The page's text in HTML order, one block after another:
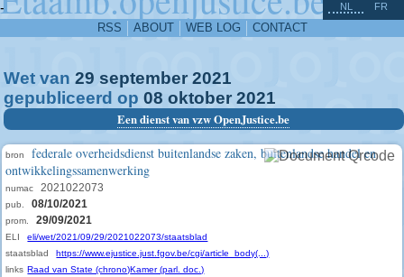
-
RSS ABOUT WEB LOG CONTACT
NL FR
Wet van 29 september 2021
gepubliceerd op 08 oktober 2021
Een dienst van vzw OpenJustice.be
bron
federale overheidsdienst buitenlandse zaken, buitenlandse handel en
ontwikkelingssamenwerking
numac 2021022073
pub. 08/10/2021
prom. 29/09/2021
ELI
eli/wet/2021/09/29/2021022073/staatsblad
staatsblad
https://www.ejustice.just.fgov.be/cgi/article_body(...)
links Raad van State (chrono)Kamer (parl. doc.)
^